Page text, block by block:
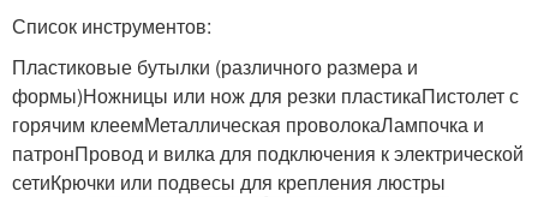
Список инструментов:
Пластиковые бутылки (различного размера и
формы)Ножницы или нож для резки пластикаПистолет с
горячим клеемМеталлическая проволокаЛампочка и
патронПровод и вилка для подключения к электрической
сетиКрючки или подвесы для крепления люстры